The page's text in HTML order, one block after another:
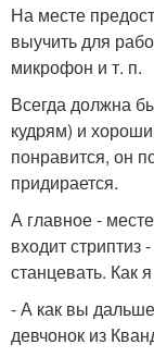
На месте
выучить для
микрофон и т. п.
Всегда должна
кудрям) и
понравится, он
придирается.
А главное -
входит стриптиз
станцевать. Как
- А как вы
девчонок из